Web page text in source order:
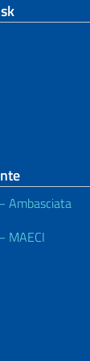
Ambasciata
MAECI